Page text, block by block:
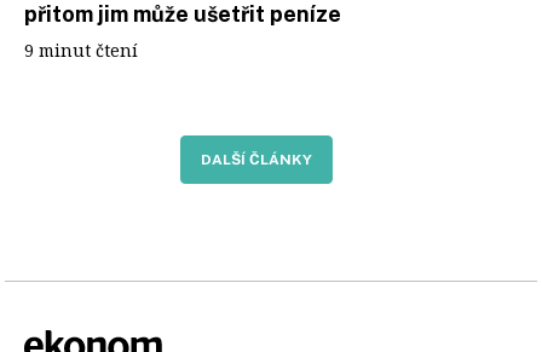
přitom jim může ušetřit peníze
9 minut čtení
DALŠÍ ČLÁNKY